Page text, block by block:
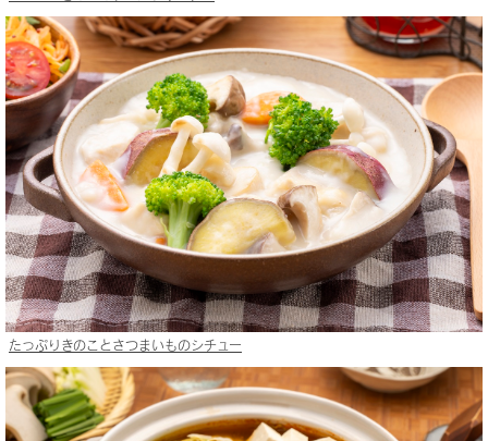
たっぷりきのことさつまいものシチュー